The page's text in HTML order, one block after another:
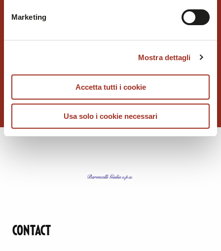
Marketing
Mostra dettagli
Accetta tutti i cookie
Usa solo i cookie necessari
BARONCELLI GIULIA
CONTACT